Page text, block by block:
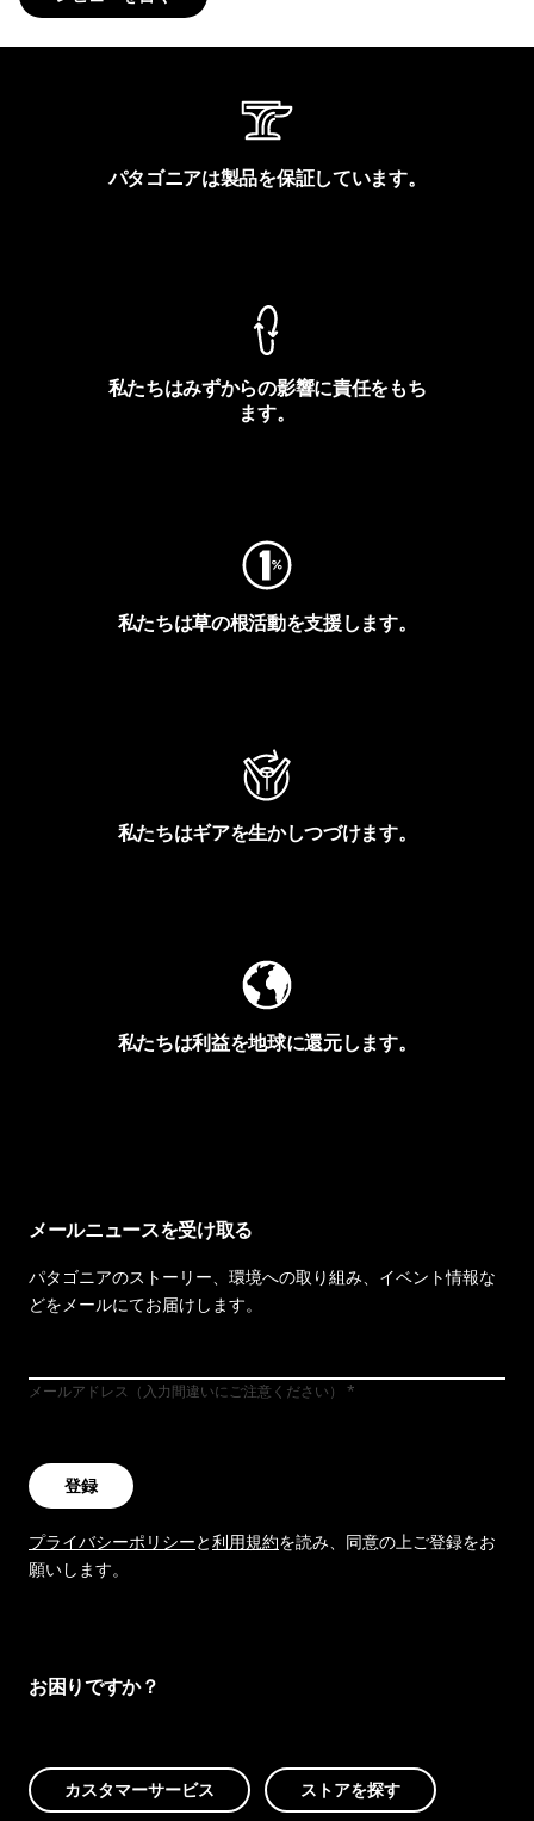
パタゴニアは製品を保証しています。
私たちはみずからの影響に責任をもち
ます。
私たちは草の根活動を支援します。
私たちはギアを生かしつづけます。
私たちは利益を地球に還元します。
メールニュースを受け取る
パタゴニアのストーリー、環境への取り組み、イベント情報な
どをメールにてお届けします。
メールアドレス（入力間違いにご注意ください）
登録
プライバシーポリシーと利用規約を読み、同意の上ご登録をお
願いします。
お困りですか？
カスタマーサービス ストアを探す